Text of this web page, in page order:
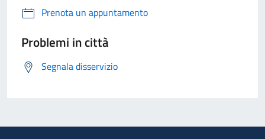
Prenota un appuntamento
Problemi in città
Segnala disservizio